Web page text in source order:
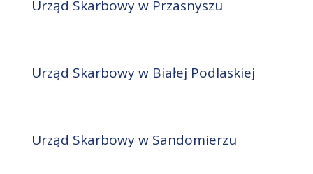
Urząd Skarbowy w Przasnyszu
Urząd Skarbowy w Białej Podlaskiej
Urząd Skarbowy w Sandomierzu